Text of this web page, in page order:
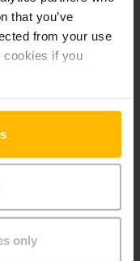
that you’ve
from your use
cookies if you
only
24 V / 375 Ah